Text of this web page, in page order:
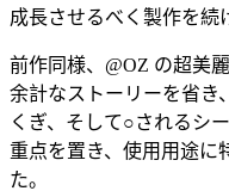
成長させるべく製作を続
前作同様、@OZ の超美
余計なストーリーを省き
くぎ、そして○されるシ
重点を置き、使用用途に
た。